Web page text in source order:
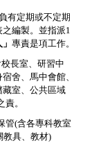
有定期或不定期
編製。並指派1
專責是項工作。
長室、研習中
舍、馬中會館、
室、公共區域
。
管(含各專科教室
教具、教材)